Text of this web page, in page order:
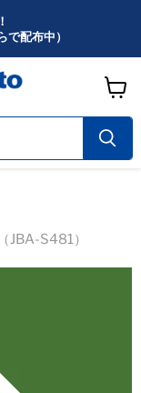
で配布中）
ー
ト
を
JBA-S481）